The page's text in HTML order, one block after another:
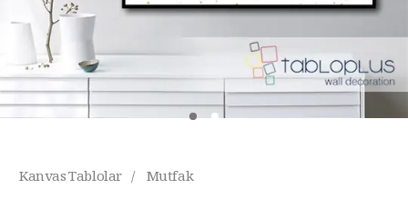
Kanvas Tablolar / Mutfak